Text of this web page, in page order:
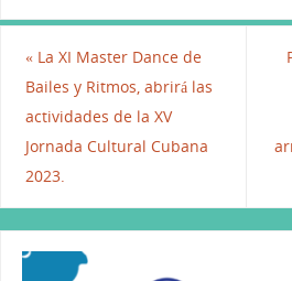
c
e
b
o
o
k
itt
er
ai
l
k
e
dI
n
at
«La XI Master Dance de
Bailes y Ritmos, abrirá las
actividades de la XV
Jornada Cultural Cubana
2023.